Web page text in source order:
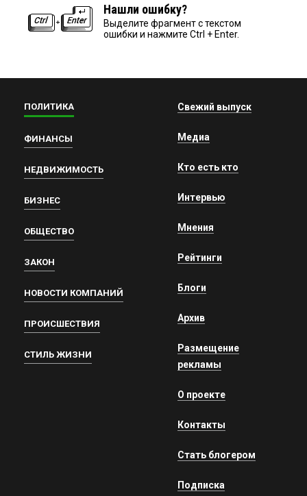
Нашли ошибку?
Выделите фрагмент с текстом
ошибки и нажмите Ctrl + Enter.
ПОЛИТИКА
ФИНАНСЫ
НЕДВИЖИМОСТЬ
БИЗНЕС
ОБЩЕСТВО
ЗАКОН
НОВОСТИ КОМПАНИЙ
ПРОИСШЕСТВИЯ
СТИЛЬ ЖИЗНИ
Свежий выпуск
Медиа
Кто есть кто
Интервью
Мнения
Рейтинги
Блоги
Архив
Размещение
рекламы
О проекте
Контакты
Стать блогером
Подписка